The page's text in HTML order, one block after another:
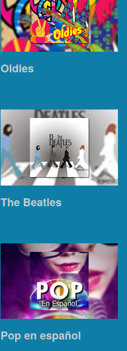
Oldies
The Beatles
Pop en español